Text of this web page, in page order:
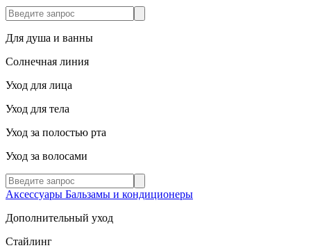
Для душа и ванны
Солнечная линия
Уход для лица
Уход для тела
Уход за полостью рта
Уход за волосами
Аксессуары Бальзамы и кондиционеры
Дополнительный уход
Стайлинг